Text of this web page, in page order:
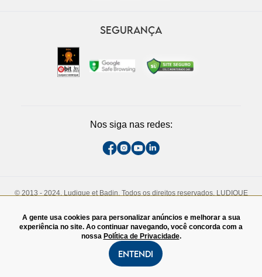
SEGURANÇA
Nos siga nas redes:
© 2013 - 2024, Ludique et Badin. Todos os direitos reservados. LUDIQUE
Rua Padre João Manuel, 808, 1° andar. São Paulo, SP. CEP - 01411-000.
TEL:(11)3060-4828
A gente usa cookies para personalizar anúncios e melhorar a sua
experiência no site. Ao continuar navegando, você concorda com a
nossa Política de Privacidade.
Entendi